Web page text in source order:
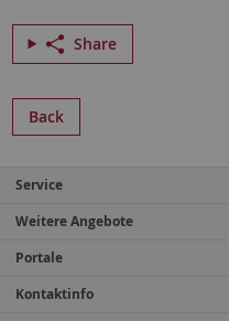
Share
Back
Service
Weitere Angebote
Portale
Kontaktinfo